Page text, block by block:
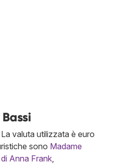
valuta utilizzata è euro
sono Madame
Anna Frank